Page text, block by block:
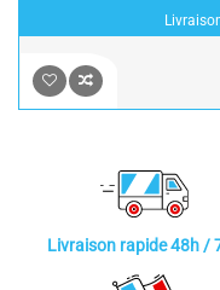
Livraison rapide 48h /